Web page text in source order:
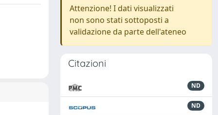
Attenzione! I dati visualizzati
non sono stati sottoposti a
validazione da parte dell'ateneo
Citazioni
ND
ND